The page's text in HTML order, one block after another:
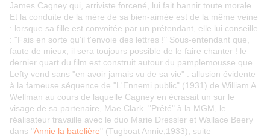
James Cagney qui, arriviste forcené, lui fait bannir toute morale.
Et la conduite de la mère de sa bien-aimée est de la même veine
: lorsque sa fille est convoitée par un prétendant, elle lui conseille
: "Fais en sorte qu'il t'envoie des lettres !" Sous-entendant que,
faute de mieux, il sera toujours possible de le faire chanter ! le
dernier quart du film est construit autour du pamplemousse que
Lefty vend sans "en avoir jamais vu de sa vie" : allusion évidente
à la fameuse séquence de "L'Ennemi public" (1931) de William A.
Wellman au cours de laquelle Cagney en écrasait un sur le
visage de sa partenaire, Mae Clark. "Prêté" à la MGM, le
réalisateur travaille avec le duo Marie Dressler et Wallace Beery
dans "Annie la batelière" (Tugboat Annie,1933), suite